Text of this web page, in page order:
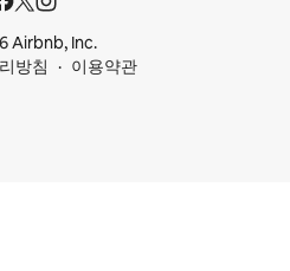
Airbnb, Inc.
방침
이용약관